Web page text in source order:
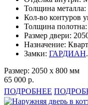
Толщина
Кол-во контуров
Толщина
Размер двери:
Назначение:
Замки: ГАРДИАН
Размер: 2050 x 800 мм
65 000 р.
ПОДРОБНЕЕ